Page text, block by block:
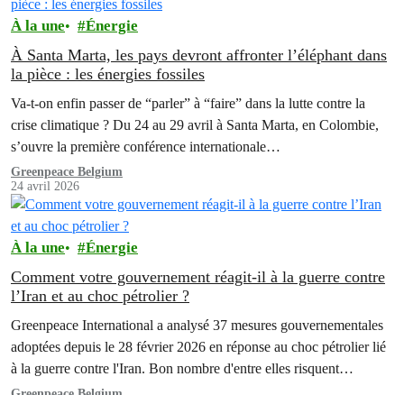
À la une Énergie
À Santa Marta, les pays devront affronter l’éléphant dans
la pièce : les énergies fossiles
Va-t-on enfin passer de “parler” à “faire” dans la lutte contre la
crise climatique ? Du 24 au 29 avril à Santa Marta, en Colombie,
s’ouvre la première conférence internationale…
Greenpeace Belgium
24 avril 2026
À la une Énergie
Comment votre gouvernement réagit-il à la guerre contre
l’Iran et au choc pétrolier ?
Greenpeace International a analysé 37 mesures gouvernementales
adoptées depuis le 28 février 2026 en réponse au choc pétrolier lié
à la guerre contre l'Iran. Bon nombre d'entre elles risquent
d'aggraver la dépendance aux énergies fossiles qui est à l'origine de